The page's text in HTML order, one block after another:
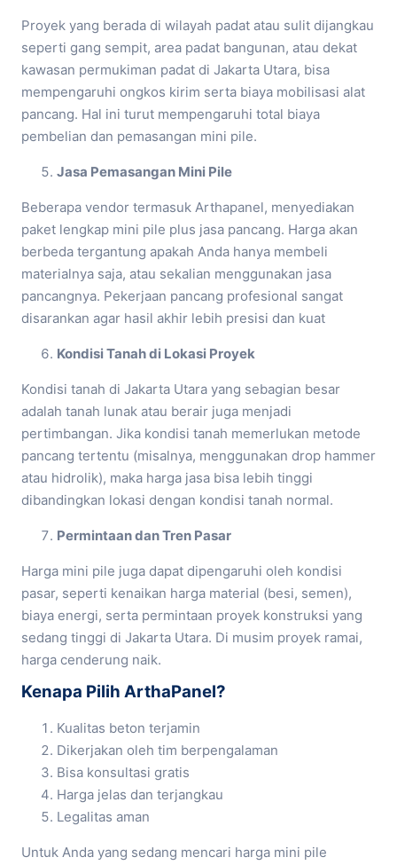
Proyek yang berada di wilayah padat atau sulit dijangkau
seperti gang sempit, area padat bangunan, atau dekat
kawasan permukiman padat di Jakarta Utara, bisa
mempengaruhi ongkos kirim serta biaya mobilisasi alat
pancang. Hal ini turut mempengaruhi total biaya
pembelian dan pemasangan mini pile.
Jasa Pemasangan Mini Pile
Beberapa vendor termasuk Arthapanel, menyediakan
paket lengkap mini pile plus jasa pancang. Harga akan
berbeda tergantung apakah Anda hanya membeli
materialnya saja, atau sekalian menggunakan jasa
pancangnya. Pekerjaan pancang profesional sangat
disarankan agar hasil akhir lebih presisi dan kuat
Kondisi Tanah di Lokasi Proyek
Kondisi tanah di Jakarta Utara yang sebagian besar
adalah tanah lunak atau berair juga menjadi
pertimbangan. Jika kondisi tanah memerlukan metode
pancang tertentu (misalnya, menggunakan drop hammer
atau hidrolik), maka harga jasa bisa lebih tinggi
dibandingkan lokasi dengan kondisi tanah normal.
Permintaan dan Tren Pasar
Harga mini pile juga dapat dipengaruhi oleh kondisi
pasar, seperti kenaikan harga material (besi, semen),
biaya energi, serta permintaan proyek konstruksi yang
sedang tinggi di Jakarta Utara. Di musim proyek ramai,
harga cenderung naik.
Kenapa Pilih ArthaPanel?
Kualitas beton terjamin
Dikerjakan oleh tim berpengalaman
Bisa konsultasi gratis
Harga jelas dan terjangkau
Legalitas aman
Untuk Anda yang sedang mencari harga mini pile